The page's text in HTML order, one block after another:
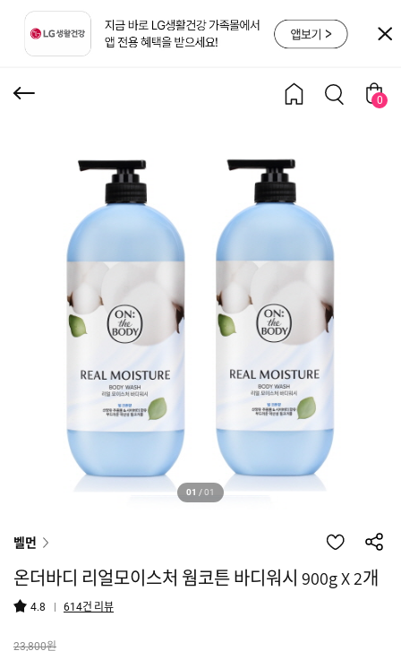
0
웜코튼 바디워시 900g X
01 /01
벨먼
온더바디 리얼모이스처 웜코튼 바디워시 900g X 2개
4.8 614건 리뷰
23,800원